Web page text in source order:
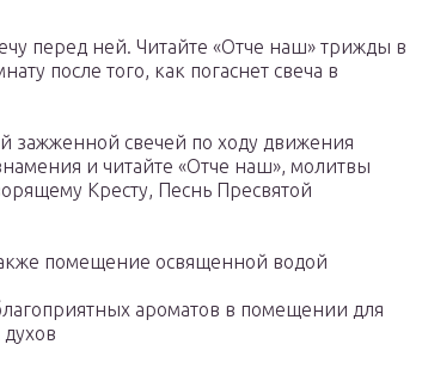
перед ней. Читайте «Отче наш» трижды в
после того, как погаснет свеча в
зажженной свечей по ходу движения
и читайте «Отче наш», молитвы
Кресту, Песнь Пресвятой
помещение освященной водой
ароматов в помещении для